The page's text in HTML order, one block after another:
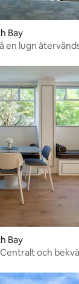
Bay
en lugn
Bay
och